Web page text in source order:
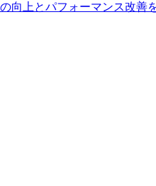
向上とパフォーマンス改善